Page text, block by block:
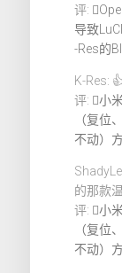
评:
导致
-Res的
K-Res:
评:
小
（复位
不动）
的那款
评:
小
（复位
不动）